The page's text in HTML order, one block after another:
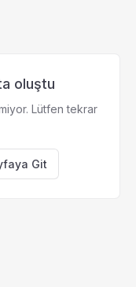
oluştu
Lütfen tekrar
Git